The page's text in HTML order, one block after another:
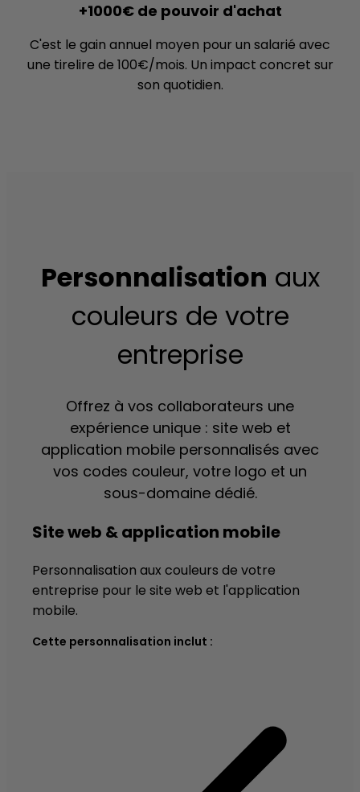
+1000€ de pouvoir d'achat
C'est le gain annuel moyen pour un salarié avec
une tirelire de 100€/mois. Un impact concret sur
son quotidien.
Personnalisation aux
couleurs de votre
entreprise
Offrez à vos collaborateurs une
expérience unique : site web et
application mobile personnalisés avec
vos codes couleur, votre logo et un
sous-domaine dédié.
Site web & application mobile
Personnalisation aux couleurs de votre
entreprise pour le site web et l'application
mobile.
Cette personnalisation inclut :